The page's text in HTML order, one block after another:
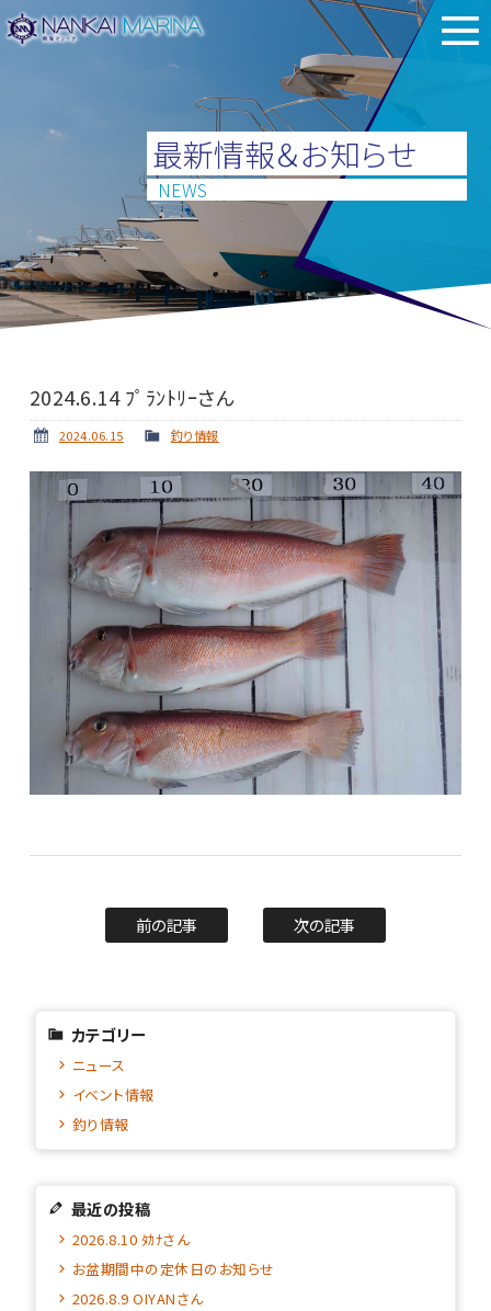
最新情報＆お知らせ
NEWS
2024.6.14 ﾌﾟﾗﾝﾄﾘｰさん
2024.06.15 釣り情報
前の記事 次の記事
カテゴリー
ニュース
イベント情報
釣り情報
最近の投稿
2026.8.10 ﾀｶﾅさん
お盆期間中の定休日のお知らせ
2026.8.9 OIYANさん